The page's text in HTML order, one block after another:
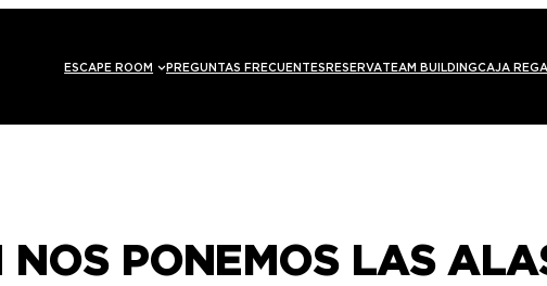
ESCAPE ROOM PREGUNTAS FRECUENTES RESERVATEAM BUILDINGCAJA
PONEMOS LAS